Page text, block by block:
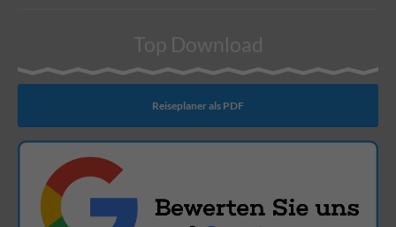
Top Download
Reiseplaner als PDF